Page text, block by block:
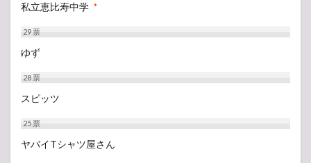
私立恵比寿中学 *
29票
ゆず
28票
スピッツ
25票
ヤバイTシャツ屋さん